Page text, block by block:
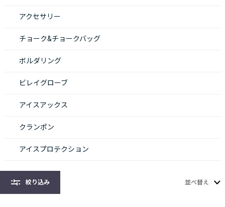
絞り込み 並べ替え
アクセサリー
チョーク&チョークバッグ
ボルダリング
ビレイグローブ
アイスアックス
クランポン
アイスプロテクション